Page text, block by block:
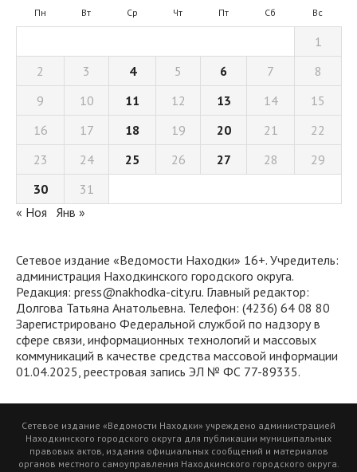
Пн Вт Ср Чт Пт Сб Вс
1
2
3 4 5 6 7
8
9
10 11 12 13 14
15
16
17 18 19 20 21
22
23
24 25 26 27 28
29
30
31
« Ноя
Янв »
Сетевое издание «Ведомости Находки» 16+. Учредитель:
администрация Находкинского городского округа.
Редакция: press@nakhodka-city.ru. Главный редактор:
Долгова Татьяна Анатольевна. Телефон: (4236) 64 08 80
Зарегистрировано Федеральной службой по надзору в
сфере связи, информационных технологий и массовых
коммуникаций в качестве средства массовой информации
01.04.2025, реестровая запись ЭЛ № ФС 77-89335.
Сетевое издание «Ведомости Находки» учреждено администрацией
Находкинского городского округа для публикации муниципальных
правовых актов, издания официальных сообщений и материалов
органов местного самоуправления Находкинского городского округа.